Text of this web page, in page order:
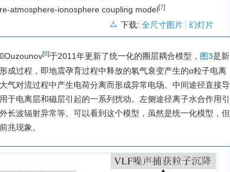
atmosphere-ionosphere coupling model[7]
下载:全尺寸图片 幻灯片
Ouzounov[8]于2011年更新了统一化的圈层耦合模型， 图3是新
成过程，即地震孕育过程中释放的氡气衰变产生的α粒子电离
气对流过程中产生电荷分离而形成异常电场。中间途径直接导
电离层和磁层引起的一系列扰动。左侧途径离子水合作用引
长波辐射异常等。可以看到这个模型，虽然是统一化模型，但
兆现象。